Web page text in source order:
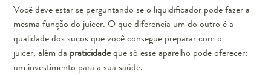
Você deve estar se perguntando se o liquidificador pode fazer a
mesma função do juicer. O que diferencia um do outro é a
qualidade dos sucos que você consegue preparar com o
juicer, além da praticidadeque só esse aparelho pode oferecer:
um investimento para a sua saúde.